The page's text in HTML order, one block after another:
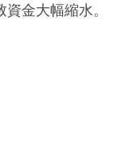
金大幅縮水。